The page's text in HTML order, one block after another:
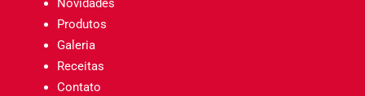
Novidades
Produtos
Galeria
Receitas
Contato